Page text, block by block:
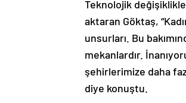
aktaran Göktaş,
unsurları. Bu
mekanlardır.
şehirlerimize daha
diye konuştu.